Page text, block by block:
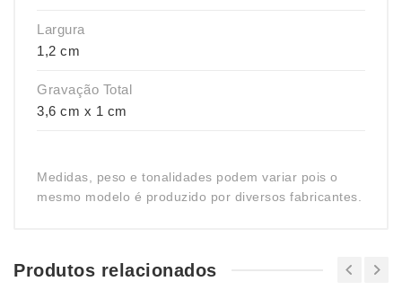
Largura
1,2 cm
Gravação Total
3,6 cm x 1 cm
Medidas, peso e tonalidades podem variar pois o
mesmo modelo é produzido por diversos fabricantes.
Produtos relacionados